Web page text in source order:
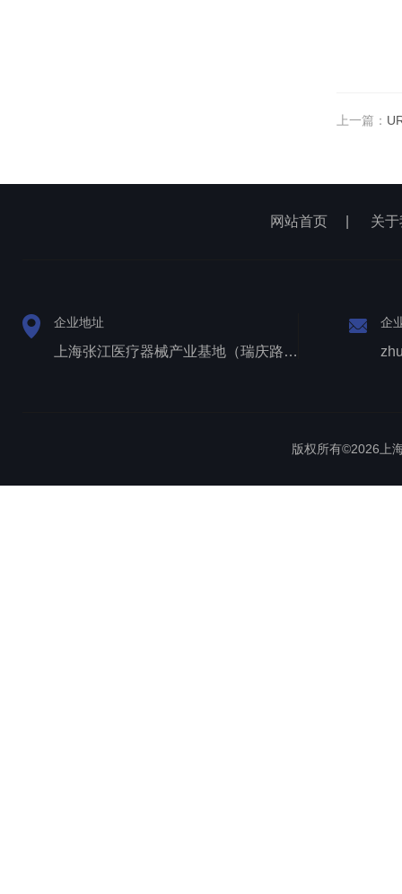
上一篇：
网站首页 关
企业地址
上海张江医疗器械产业基地（瑞庆路528号）
企
版权所有©2026